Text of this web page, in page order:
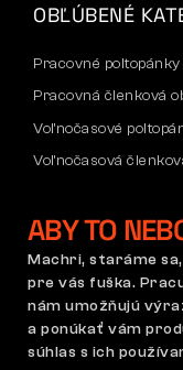
OBĽÚBENÉ
Pracovné poltopánky
Pracovná členková
Voľnočasové
Voľnočasová
Mikiny
Obchodné
Nastavenie súborov
ABY TO
Machri, staráme
pre vás fuška.
nám umožňujú
a ponúkať vám
súhlas s ich